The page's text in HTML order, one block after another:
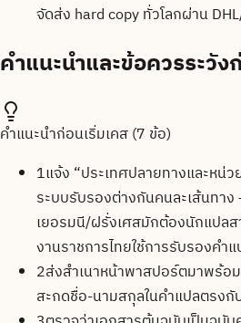
จัดส่ง hard copy ทั่วโลกผ่าน
คำแนะนำและข้อควรระวั
คำแนะนำก่อนเริ่มเคส (7 ข้อ)
1แจ้ง “ประเทศปลายทางและหน่
ระบบรับรองต่างกันคนละเส้นทาง
เยอรมนี/ฝรั่งเศสมักต้องนักแปล
งานราชการไทยใช้การรับรองคำ
2ส่งสำเนาหน้าพาสปอร์ตมาพร้อ
สะกดชื่อ-นามสกุลในคำแปลตรง